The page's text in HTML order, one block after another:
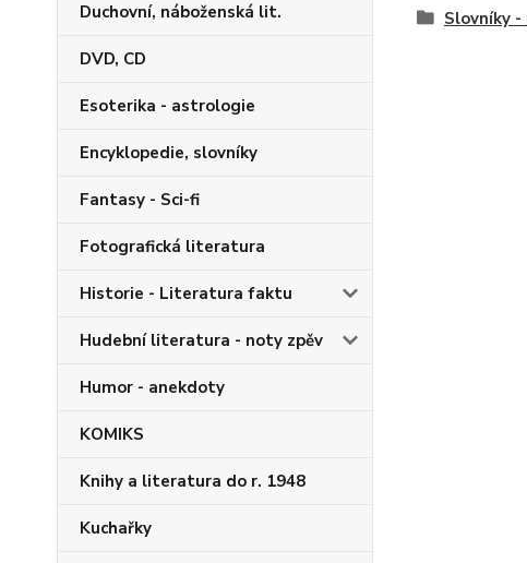
Duchovní, náboženská lit.
DVD, CD
Esoterika - astrologie
Encyklopedie, slovníky
Fantasy - Sci-fi
Fotografická literatura
Historie - Literatura faktu
Hudební literatura - noty zpěv
Humor - anekdoty
KOMIKS
Knihy a literatura do r. 1948
Kuchařky
Slovníky -